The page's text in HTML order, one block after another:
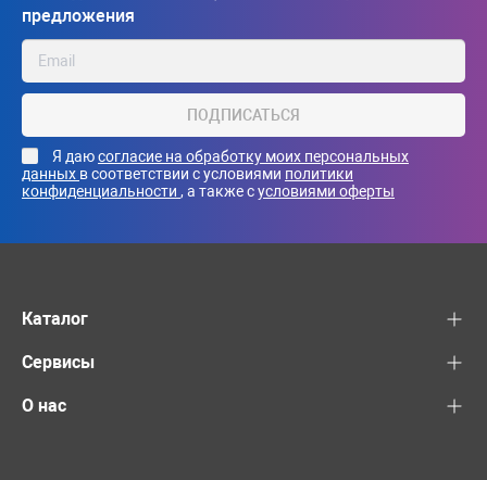
предложения
ПОДПИСАТЬСЯ
Я даюсогласие на обработку моих персональных
данных в соответствии с условиями политики
конфиденциальности , а также сусловиями оферты
Каталог
Сервисы
О нас